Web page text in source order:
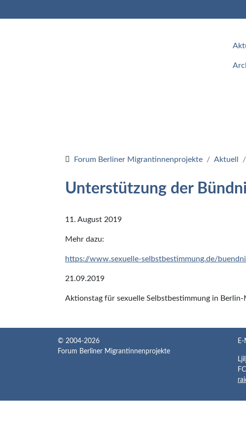
Forum Berliner Migrantinnenprojekte Aktuell
Unterstützung der
11. August 2019
Mehr dazu:
https://www.sexuelle-selbstbestimmung.de/
21.09.2019
Aktionstag für sexuelle Selbstbestimmung in
© 2004-2026
Forum Berliner Migrantinnenprojekte